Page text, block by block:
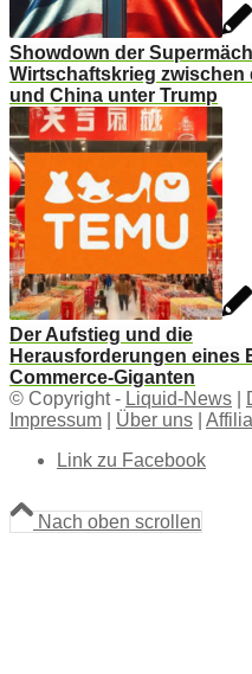
Showdown der
Wirtschaftskrieg zwischen
und China unter Trump
Der Aufstieg und die
Herausforderungen eines
Commerce-Giganten
© Copyright - Liquid-News
Impressum
Über uns
Link zu Facebook
Nach oben scrollen